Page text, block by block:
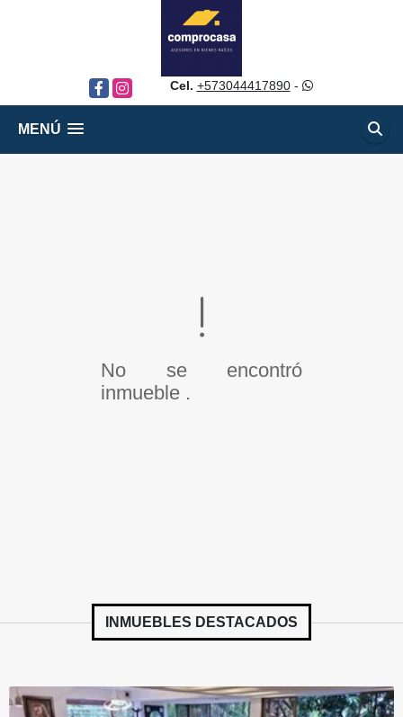
FacebookInstagram Cel. +573044417890-
MENÚ
No se encontró
inmueble .
INMUEBLES DESTACADOS